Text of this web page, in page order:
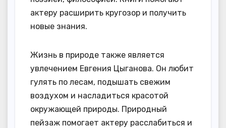
актеру расширить кругозор и получить
новые знания.
Жизнь в природе также является
увлечением Евгения Цыганова. Он любит
гулять по лесам, подышать свежим
воздухом и насладиться красотой
окружающей природы. Природный
пейзаж помогает актеру расслабиться и